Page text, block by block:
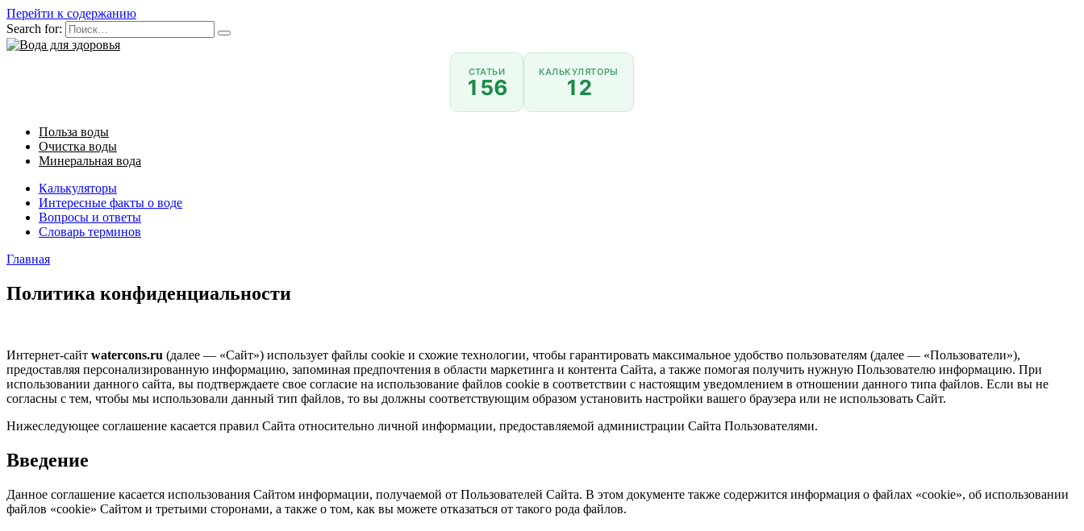
Перейти к содержанию
Search for:
СТАТЬИ
156
КАЛЬКУЛЯТОРЫ
12
Польза воды
Очистка воды
Минеральная вода
Калькуляторы
Интересные факты о воде
Вопросы и ответы
Словарь терминов
Главная
Политика конфиденциальности
Интернет-сайт watercons.ru (далее — «Сайт») использует файлы cookie и схожие технологии, чтобы гарантировать максимальное удобство пользователям (далее — «Пользователи»),
предоставляя персонализированную информацию, запоминая предпочтения в области маркетинга и контента Сайта, а также помогая получить нужную Пользователю информацию. При
использовании данного сайта, вы подтверждаете свое согласие на использование файлов cookie в соответствии с настоящим уведомлением в отношении данного типа файлов. Если вы не
согласны с тем, чтобы мы использовали данный тип файлов, то вы должны соответствующим образом установить настройки вашего браузера или не использовать Сайт.
Нижеследующее соглашение касается правил Сайта относительно личной информации, предоставляемой администрации Сайта Пользователями.
Введение
Данное соглашение касается использования Сайтом информации, получаемой от Пользователей Сайта. В этом документе также содержится информация о файлах «cookie», об использовании
файлов «cookie» Сайтом и третьими сторонами, а также о том, как вы можете отказаться от такого рода файлов.